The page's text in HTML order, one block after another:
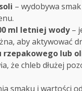
– wydobywa
ml letniej wody–
aby aktywować
rzepakowego lub
że chleb dłużej
smaku i wartości